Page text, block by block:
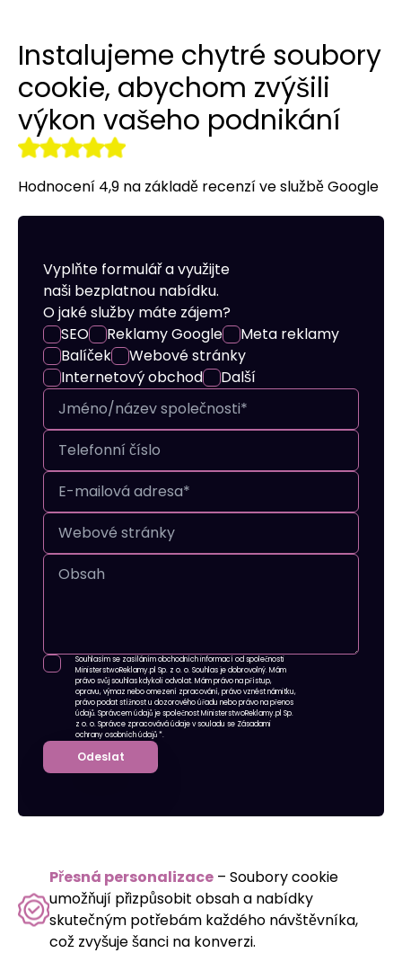
Vizitky NAP
Audyt SEO
Allegro Ads
Práce se sociálními médii
obchodů
Internetový obchod pro vás
Správa serveru
Instalujeme chytré soubory
cookie, abychom zvýšili
výkon vašeho podnikání
Hodnocení 4,9 na základě recenzí ve službě Google
Vyplňte formulář a využijte
naši bezplatnou nabídku.
O jaké služby máte zájem?
SEO
Reklamy Google
Meta reklamy
Balíček
Webové stránky
Internetový obchod
Další
Souhlasím se zasíláním obchodních informací od společnosti
MinisterstwoReklamy.pl Sp. z o. o. Souhlas je dobrovolný. Mám
právo svůj souhlas kdykoli odvolat. Mám právo na přístup,
opravu, výmaz nebo omezení zpracování, právo vznést námitku,
právo podat stížnost u dozorového úřadu nebo právo na přenos
údajů. Správcem údajů je společnost MinisterstwoReklamy.pl Sp.
z o. o. Správce zpracovává údaje v souladu se Zásadami
ochrany osobních údajů*.
Odeslat
Přesná personalizace – Soubory cookie
umožňují přizpůsobit obsah a nabídky
skutečným potřebám každého návštěvníka,
což zvyšuje šanci na konverzi.